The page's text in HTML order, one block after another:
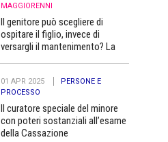
MAGGIORENNI
Il genitore può scegliere di
ospitare il figlio, invece di
versargli il mantenimento? La
01 APR 2025
PERSONE E
PROCESSO
Il curatore speciale del minore
con poteri sostanziali all’esame
della Cassazione